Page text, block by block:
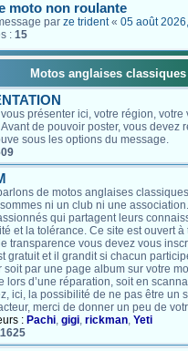
moto non roulante
par ze trident« 05 août
: 15
Motos anglaises classiques
présenter ici, votre région, votre
Avant de pouvoir poster, vous devez
sous les options du message.
de motos anglaises
ni un club ni une
qui partagent leurs
et la tolérance. Ce site est ouvert
transparence vous devez vous
gratuit et il grandit si chacun
soit par une page album sur votre
lors d’une réparation, soit en
ici, la possibilité de ne pas être un
merci de donner un peu de
: Pachi, gigi, rickman, Yeti